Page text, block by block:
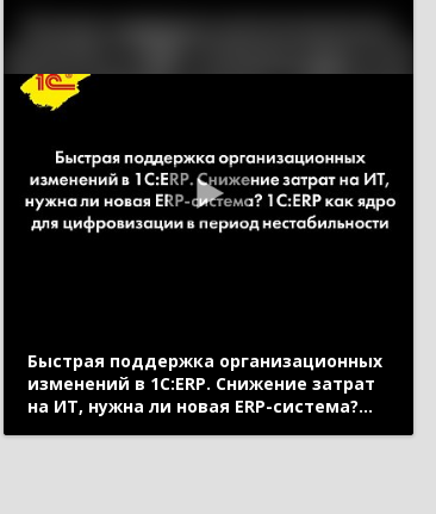
Быстрая поддержка организационных
изменений в 1С:ERP. Снижение затрат
на ИТ, нужна ли новая ERP-система?